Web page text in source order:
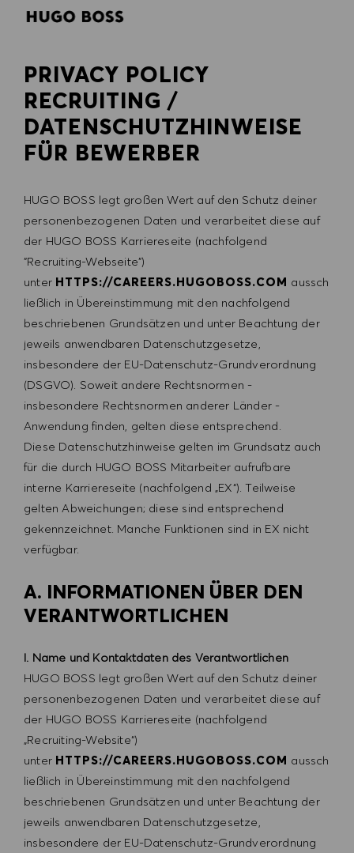
PRIVACY POLICY
RECRUITING /
DATENSCHUTZHINWEISE
FÜR BEWERBER
HUGO BOSS legt großen Wert auf den Schutz deiner
personenbezogenen Daten und verarbeitet diese auf
der HUGO BOSS Karriereseite (nachfolgend
"Recruiting-Webseite")
unter HTTPS://CAREERS.HUGOBOSS.COM aussch
ließlich in Übereinstimmung mit den nachfolgend
beschriebenen Grundsätzen und unter Beachtung der
jeweils anwendbaren Datenschutzgesetze,
insbesondere der EU-Datenschutz-Grundverordnung
(DSGVO). Soweit andere Rechtsnormen -
insbesondere Rechtsnormen anderer Länder -
Anwendung finden, gelten diese entsprechend.
Diese Datenschutzhinweise gelten im Grundsatz auch
für die durch HUGO BOSS Mitarbeiter aufrufbare
interne Karriereseite (nachfolgend „EX“). Teilweise
gelten Abweichungen; diese sind entsprechend
gekennzeichnet. Manche Funktionen sind in EX nicht
verfügbar.
A. INFORMATIONEN ÜBER DEN
VERANTWORTLICHEN
I. Name und Kontaktdaten des Verantwortlichen
HUGO BOSS legt großen Wert auf den Schutz deiner
personenbezogenen Daten und verarbeitet diese auf
der HUGO BOSS Karriereseite (nachfolgend
„Recruiting-Website“)
unter HTTPS://CAREERS.HUGOBOSS.COM aussch
ließlich in Übereinstimmung mit den nachfolgend
beschriebenen Grund­sätzen und unter Beachtung der
jeweils anwendbaren Datenschutzgesetze,
insbesondere der EU-Datenschutz-Grundverordnung